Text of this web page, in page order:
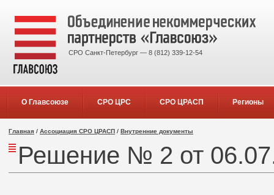
СРО Санкт-Петербург — 8 (812) 339-12-54
О Главсоюзе СРО ЦРС СРО ЦРАСП Регионы
Главная / Ассоциация СРО ЦРАСП / Внутренние документы
Решение № 2 от